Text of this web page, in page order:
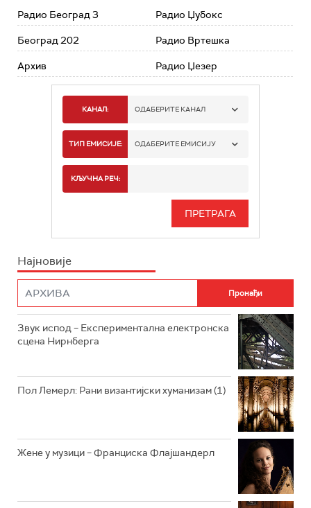
Радио Београд 3
Београд 202
Архив
Радио Џубокс
Радио Вртешка
Радио Џезер
КАНАЛ: ОДАБЕРИТЕ КАНАЛ
РАДИО БЕОГРАД 1
РАДИО БЕОГРАД 3
РАДИО РОКЕНРОЛЕР
РАДИО ЏЕЗЕР
ТИП ЕМИСИЈЕ: ОДАБЕРИТЕ ЕМИСИЈУ
ИНФО
КЉУЧНА РЕЧ:
Најновије
Звук испод – Експериментална електронска
сцена Нирнберга
Пол Лемерл: Рани византијски хуманизам (1)
Жене у музици – Франциска Флајшандерл